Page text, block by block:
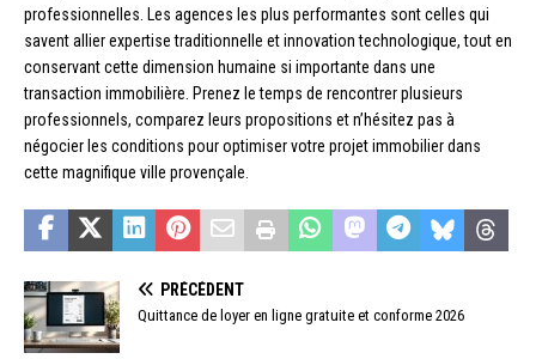
professionnelles. Les agences les plus performantes sont celles qui
savent allier expertise traditionnelle et innovation technologique, tout en
conservant cette dimension humaine si importante dans une
transaction immobilière. Prenez le temps de rencontrer plusieurs
professionnels, comparez leurs propositions et n’hésitez pas à
négocier les conditions pour optimiser votre projet immobilier dans
cette magnifique ville provençale.
PRÉCÉDENT
Quittance de loyer en ligne gratuite et conforme 2026